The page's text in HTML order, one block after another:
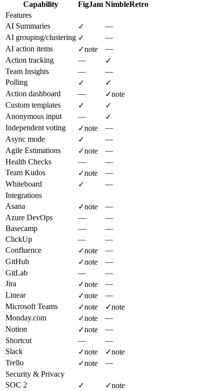
Capability FigJam NimbleRetro
Features
AI Summaries
✓
—
AI grouping/clustering ✓
—
AI action items
✓note
—
Action tracking
—
✓
Team Insights
—
—
Polling
✓
✓
Action dashboard
— ✓note
Custom templates
✓
✓
Anonymous input
—
✓
Independent voting
✓note
—
Async mode
✓
—
Agile Estimations
✓note
—
Health Checks
—
—
Team Kudos
✓note
—
Whiteboard
✓
—
Integrations
Asana
✓note
—
Azure DevOps
—
—
Basecamp
—
—
ClickUp
—
—
Confluence
✓note
—
GitHub
✓note
—
GitLab
—
—
Jira
✓note
—
Linear
✓note
—
Microsoft Teams
✓note ✓note
Monday.com
✓note
—
Notion
✓note
—
Shortcut
—
—
Slack
✓note ✓note
Trello
✓note
—
Security & Privacy
SOC 2
✓ ✓note